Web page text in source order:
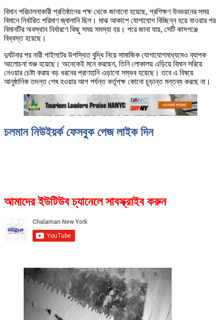
বিমান পরিচালনাকারী প্রতিষ্ঠানের পক্ষ থেকে জানানো হয়েছে, প্রশিক্ষণ উড্ডয়নের সময়
বিমানে নির্ধারিত পরিমাণ জ্বালানি ছিল। মাঝ আকাশে যোগাযোগ বিচ্ছিন্ন হয়ে যাওয়ার পর
বিমানটির অবস্থান নির্ধারণে কিছু সময় সমস্যা হয়। পরে জানা যায়, সেটি কাসগঞ্জে
বিধ্বস্ত হয়েছে।
দুর্ঘটনার পর নারী পাইলটের উপস্থিত বুদ্ধি নিয়ে সামাজিক যোগাযোগমাধ্যমেও ব্যাপক
আলোচনা শুরু হয়েছে। অনেকেই মনে করছেন, তিনি লোকালয় এড়িয়ে বিমান সরিয়ে
নেওয়ার চেষ্টা করায় বড় ধরনের প্রাণহানি এড়ানো সম্ভব হয়েছে। তবে এ বিষয়ে
আনুষ্ঠানিক তদন্ত শেষ হওয়ার আগ পর্যন্ত কর্তৃপক্ষ কোনো চূড়ান্ত মন্তব্য করছে না।
চলমান নিউইয়র্ক ফেসবুক পেজ লাইক দিন
আমাদের ইউটিউব চ্যানেলে সাবস্ক্রাইব করুন